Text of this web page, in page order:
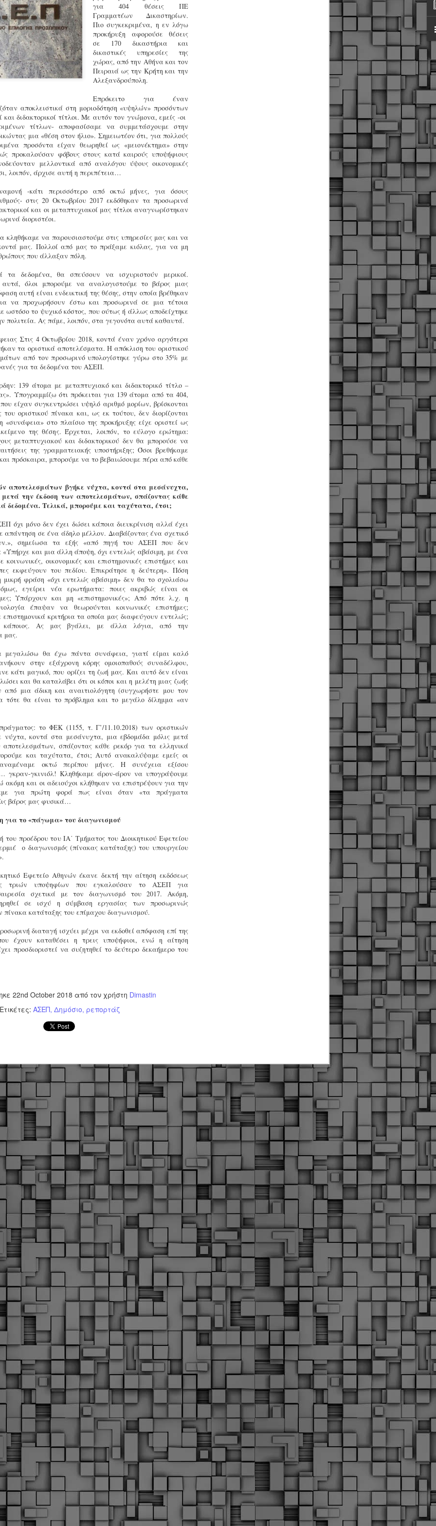
για 404 θέσεις ΠΕ
Γραμματέων Δικαστηρίων.
Πιο συγκεκριμένα, η εν λόγω
προκήρυξη αφορούσε θέσεις
σε 170 δικαστήρια και
δικαστικές υπηρεσίες της
χώρας, από την Αθήνα και τον
Πειραιά ως την Κρήτη και την
Αλεξανδρούπολη.
Επρόκειτο για έναν
αποκλειστικά στη μοριοδότηση «υψηλών» προσόντων
και διδακτορικοί τίτλοι. Με αυτόν τον γνώμονα, εμείς -οι
τίτλων- αποφασίσαμε να συμμετάσχουμε στην
μια «θέση στον ήλιο». Σημειωτέον ότι, για πολλούς
προσόντα είχαν θεωρηθεί ως «μειονέκτημα» στην
προκαλούσαν φόβους στους κατά καιρούς υποψήφιους
μελλοντικά από αναλόγου ύψους οικονομικές
λοιπόν, άρχισε αυτή η περιπέτεια…
-κάτι περισσότερο από οκτώ μήνες, για όσους
στις 20 Οκτωβρίου 2017 εκδόθηκαν τα προσωρινά
και οι μεταπτυχιακοί μας τίτλοι αναγνωρίστηκαν
διοριστέοι.
κληθήκαμε να παρουσιαστούμε στις υπηρεσίες μας και να
μας. Πολλοί από μας το πράξαμε κιόλας, για να μη
που άλλαξαν πόλη.
τα δεδομένα, θα σπεύσουν να ισχυριστούν μερικοί.
όλοι μπορούμε να αναλογιστούμε το βάρος μιας
αυτή είναι ενδεικτική της θέσης, στην οποία βρέθηκαν
να προχωρήσουν έστω και προσωρινά σε μια τέτοια
ωστόσο το ψυχικό κόστος, που ούτως ή άλλως αποδείχτηκε
πολιτεία. Ας πάμε, λοιπόν, στα γεγονότα αυτά καθαυτά.
Στις 4 Οκτωβρίου 2018, κοντά έναν χρόνο αργότερα
τα οριστικά αποτελέσματα. Η απόκλιση του οριστικού
από τον προσωρινό υπολογίστηκε γύρω στο 35% με
για τα δεδομένα του ΑΣΕΠ.
139 άτομα με μεταπτυχιακό και διδακτορικό τίτλο –
Υπογραμμίζω ότι πρόκειται για 139 άτομα από τα 404,
είχαν συγκεντρώσει υψηλό αριθμό μορίων, βρίσκονται
οριστικού πίνακα και, ως εκ τούτου, δεν διορίζονται
«συνάφεια» στο πλαίσιο της προκήρυξης είχε οριστεί ως
της θέσης. Έρχεται, λοιπόν, το εύλογο ερώτημα:
μεταπτυχιακού και διδακτορικού δεν θα μπορούσε να
της γραμματειακής υποστήριξης; Όσοι βρεθήκαμε
πρόσκαιρα, μπορούμε να το βεβαιώσουμε πέρα από κάθε
αποτελεσμάτων βγήκε νύχτα, κοντά στα μεσάνυχτα,
την έκδοση των αποτελεσμάτων, σπάζοντας κάθε
δεδομένα. Τελικά, μπορούμε και ταχύτατα, έτσι;
όχι μόνο δεν έχει δώσει κάποια διευκρίνιση αλλά έχει
απάντηση σε ένα άδηλο μέλλον. Διαβάζοντας ένα σχετικό
σημείωσα τα εξής «από πηγή του ΑΣΕΠ που δεν
«Υπήρχε και μια άλλη άποψη, όχι εντελώς αβάσιμη, με ένα
κοινωνικές, οικονομικές και επιστημονικές επιστήμες και
εκφεύγουν του πεδίου. Επικράτησε η δεύτερη». Πόση
φράση «όχι εντελώς αβάσιμη» δεν θα το σχολιάσω
εγείρει νέα ερωτήματα: ποιες ακριβώς είναι οι
Υπάρχουν και μη «επιστημονικές»; Από πότε λ.χ. η
έπαψαν να θεωρούνται κοινωνικές επιστήμες;
κριτήρια τα οποία μας διαφεύγουν εντελώς;
κάποιος. Ας μας βγάλει, με άλλα λόγια, από την
μας.
θα έχω πάντα συνάφεια, γιατί είμαι καλό
στην εξάχρονη κόρης ομοιοπαθούς συναδέλφου,
κάτι μαγικό, που ορίζει τη ζωή μας. Και αυτό δεν είναι
και θα καταλάβει ότι οι κόποι και η μελέτη μιας ζωής
από μια άδικη και αναιτιολόγητη (συγχωρήστε μου τον
τότε θα είναι το πρόβλημα και το μεγάλο δίλημμα «αν
το ΦΕΚ (1155, τ. Γ’/11.10.2018) των οριστικών
νύχτα, κοντά στα μεσάνυχτα, μια εβδομάδα μόλις μετά
αποτελεσμάτων, σπάζοντας κάθε ρεκόρ για τα ελληνικά
και ταχύτατα, έτσι; Αυτό ανακαλύψαμε εμείς οι
οκτώ περίπου μήνες. Η συνέχεια εξίσου
γκραν-γκινιόλ! Κληθήκαμε άρον-άρον να υπογράψουμε
ακόμη και οι αδειούχοι κλήθηκαν να επιστρέψουν για την
για πρώτη φορά πως είναι όταν «τα πράγματα
βάρος μας φυσικά…
για το «πάγωμα» του διαγωνισμού
προέδρου του ΙΑ΄ Τμήματος του Διοικητικού Εφετείου
ο διαγωνισμός (πίνακας κατάταξης) του υπουργείου
Εφετείο Αθηνών έκανε δεκτή την αίτηση εκδόσεως
τριών υποψηφίων που εγκαλούσαν το ΑΣΕΠ για
σχετικά με τον διαγωνισμό του 2017. Ακόμη,
σε ισχύ η σύμβαση εργασίας των προσωρινώς
πίνακα κατάταξης του επίμαχου διαγωνισμού.
διαταγή ισχύει μέχρι να εκδοθεί απόφαση επί της
έχουν καταθέσει η τρεις υποψήφιοι, ενώ η αίτηση
προσδιοριστεί να συζητηθεί το δεύτερο δεκαήμερο του
22nd October 2018 από τον χρήστη Dimastin
Ετικέτες: ΑΣΕΠ Δημόσιο ρεπορτάζ
εκπαιδευμένους δημοτικούς αστυνομικούς, οι οποίοι έχουν
ήδη ολοκληρώσει την προβλεπόμενη εκπαίδευσή τους και
είναι έτοιμοι να αναλάβουν καθήκοντα.
Στο πλαίσιο της προετοιμασίας, ο Δήμος παρέλαβε τρία
ολοκαίνουργια σκούτερ, τα οποία θα χρησιμοποιούνται για
τις περιπολίες και τις καθημερινές μετακινήσεις των
στελεχών της υπηρεσίας.
JUN
4
Απολογισμός των
ελέγχων σε ιδιοκτήτες
ζώων συντροφιάς τον
Μάιο από τη Δημοτική
Αστυνομία
Θεσσαλονίκης
Τον απολογισμό των δράσεων
της για την προστασία των
ζώων συντροφιάς τον μήνα
Μάιο 2026 παρουσιάζει η
Δημοτική Αστυνομία
Θεσσαλονίκης.
Συγκεκριμένα,
πραγματοποιήθηκαν έλεγχοι
από αμιγή κλιμάκια
(αποκλειστικά της Δημοτικής
Αστυνομίας), καθώς και από
μικτά κλιμάκια σε
συνεργασία με την Ελληνική
Αστυνομία (ΕΛ.ΑΣ.). Στόχος
των ελέγχων ήταν η τήρηση
των κανόνων ευζωίας των
ζώων και η τήρηση των
υποχρεώσεων των ιδιοκτητών,
σύμφωνα με τις διατάξεις του
Ν. 4830/2021.
JUN
Δημοτική Αστυνομία
Θεσσαλονίκης: Ένταση
ελέγχων τήρησης
νομοθεσίας για τα
δεσποζόμενα ζώα
Ένταση επικράτησε στο Πεδίον
του Άρεως κατά τη διάρκεια
ελέγχων που
πραγματοποιούσε η Δημοτική
Αστυνομία για την τήρηση των
υποχρεώσεων που
προβλέπονται για τα ζώα
συντροφιάς, όπως η
ηλεκτρονική σήμανση
(microchip) και η κατοχή των
Το περιστατικό σημειώθηκε
όταν δημοτικοί αστυνομικοί
προχώρησαν σε έλεγχο
σκύλου που συνόδευε μία
γυναίκα. Η ιδιοκτήτρια
φέρεται να αντέδρασε
έντονα στην παρουσία των
ελεγκτών, με αποτέλεσμα να
δημιουργηθεί ένταση στο
Γρεβενά - Τμήμα Δοκίμων Αστυφυλάκων:
Εκπαιδευόμενοι Δημοτικοί Αστυνομικοί έκαναν χρήση
κάνναβης στην αυλή της σχολής
σύλληψη δύο εκπαιδευόμενων Δημοτικών Αστυνομικών
33 και 31 ετών, για ναρκωτικά, προχώρησαν το βράδυ
Τετάρτης 6 Μαΐου οι αστυνομικοί στα Γρεβενά.
με τις Αρχές, οι δύο άνδρες εντοπίστηκαν από
του Τμήματος Δοκίμων Αστυφυλάκων Γρεβενών στον
χώρο της σχολής, τη στιγμή που έκαναν χρήση
τον έλεγχο που ακολούθησε, στην κατοχή του 33χρονου
και κατασχέθηκε συσκευασία με ακατέργαστη
συνολικού μικτού βάρους 17,07 γραμμαρίων.
Δήμαρχος Σερρών: «Εκφράζω τη βαθιά μου
αναγνώριση και τις θερμές μου ευχαριστίες στη
Δημοτική Αστυνομία Σερρών»
στόχο μία πόλη χωρίς αποκλεισμούς ο Δήμος Σερρών
κατά 1,36% τις θέσεις στάθμευσης για άτομα με
Δεκαεπτά εγκαταλελειμμένα οχήματα
μέσα σε τρεις μήνες από τους δρόμους.
ανθρώπινη, λειτουργική και δίκαιη, ο Δήμος Σερρών
την υλοποίηση του Σχεδίου Βιώσιμης Αστικής
(ΣΒΑΚ).
Δημοτική Αστυνομία Σερρών : Αυτόφορη διαδικασία
και Διοικητικό πρόστιμο 3.000€ σε πολίτη για
παράνομες κοπές δέντρων στην περιοχή Καλλιθέα
Αστυνομία και Τμήμα Πρασίνου του Δήμου Σερρών
από καταγγελία εντόπισαν άνδρα να κόβει παράνομα
στην Καλλιθέα
αποφασιστικότητα και άμεσα αντανακλαστικά
οι υπηρεσίες του Δήμου Σερρών, βάζοντας
σε περιστατικό καταστροφής αστικού πρασίνου.
την Τρίτη 7 Απριλίου 2026, μετά από αξιοποίηση
καταγγελίας, πραγματοποιήθηκε συντονισμένη
από το Τμήμα Δημοτικής Αστυνομίας σε συνεργασία
το Τμήμα Πρασίνου του Δήμου Σερρών.
Εγκύκλιος ΥΠ.ΕΣ. με θέμα: «Παροχή οδηγιών
αναφορικά με το πρόγραμμα εισαγωγικής
εκπαίδευσης των διορισθέντος Δημοτικών
τμήματα δοκιμων Αστυφυλάκων Νάουσας, Γρεβενων
και Μουζακίου το 2ο μέρος της Θεωρητικής
εκπαίδευσης 4/5 - 31/5
έκδοση εγκυκλιου οδηγιών σχετικά με το χρονοδιάγραμμα
(θεωρητικής και πρακτικής) των νεοδιορισθέντων
της προκήρυξης 1Κ/2024, προχώρησε Τμήμα Εποπτείας
Τοπ. Αυτοδιοίκησης, της Γενικής Γραμματείας
Διοίκησης του Υπ. Εσωτερικών.
Δημοσιέυθηκε στο ΦΕΚ Β' 1682/26-03-2026 η
Απόφαση 16458 με θέμα;: «Εισαγωγική Εκπαίδευση -
Επιμόρφωση του ειδικού ένστολου προσωπικού της
δημοτικής αστυνομίας»
στο ΦΕΚ Β' 1682/26-03-2026 η Aπόφαση 16458 με
«Εισαγωγική Εκπαίδευση - Επιμόρφωση του ειδικού
προσωπικού της δημοτικής αστυνομίας».
Φωτορεπορτάζ από τις ορκωμοσίες των
νεοπροσληφθέντων Δημοτιοκών Αστυνομικών
οι ορκωμοσίες των νέων Δημοτικών Αστυνομικών
δήμους της χώρας. Το Dimastin, αναζητεί σχετικό
υλικό στο διαδίκτυο και σας το παρουσιάζει σε
την ανάρτηση. Επίσης, σας καλούμε, αν διαπιστώσετε ότι
έχουν "ξεφύγει" ορκωμοσίες, μπορείτε να στέλνετε το
τους υλικό στο dimasthes@gmail.gr ώστε να το
εδώ, άμεσα.
Θεσσαλονίκη: Ορκίστηκαν οι 75 νέοι δημοτικοί
καθώς το πρωί της Τετάρτης 18 Μαρτίου
οι 75 νέοι δημοτικοί αστυνομικοί.
αυτούς, σε λίγους μήνες αποκτά ένα ισχυρό σώμα η
αστυνομία. Θα είναι πιο κοντά στον πολίτη. Είχα την
να είμαι σήμερα στην ορκωμοσία τους.
Ξεκίνησαν εδώ και μια εβδομάδα οι αφίξεις των
νεοπροσληφθέντων Δημοτικών Αστυνομικών στους
δήμους και οι ορκωμοσίες τους - Πλήρες
μέρες ζει ο "οργανισμός" της Δημοτικής Αστυνομίας!
θυμίσουμε ότι κανονικές προσλήψεις στην Δημοτική
έχουν να γίνουν από το 2010. Δεκαέξι ολόκληρα
Και βέβαια, ακόμη και με αυτές τις προσλήψεις, δεν
ούτε τα 2/3 των Δημοτικών Αστυνομικών που
το 2013 προ της κατάργησης της υπηρεσίας με
του σημερινού πρωθυπουργού Κυριάκου Μητσοτάκη. Ας
Δημοτική Αστυνομία Θεσσαλονίκης: Διμηνιαίος
απολογισμός ελέγχων τήρησης νομοθεσίας
απολογισμό των δράσεων ελέγχου για τα ζώα συντροφιάς
το δίμηνο Ιανουαρίου – Φεβρουαρίου 2026 παρουσιάζει η
Αστυνομία Θεσσαλονίκης, με στόχο την προστασία των
και την ομαλή συμβίωση στην πόλη.
ΣτΕ: Οριστική απόρριψη της επαναφοράς του 13ου
και 14ου μισθού για τους δημοσίους υπαλλήλους
Με την απόφαση αυτή, το ΣτΕ απορρίπτει οριστικά τις
των δημοσίων υπαλλήλων για επαναφορά των
επικυρώνοντας την τρέχουσα κατάσταση παρά τις
της ΑΔΕΔΥ
ΣτΕ απέρριψε οριστικά την προσφυγή της ΑΔΕΔΥ και ενός
για την επαναφορά των δώρων Χριστουγέννων,
και θερινής άδειας (13ος και 14ος μισθός) στους
του δημόσιου τομέα, κλείνοντας μια μακρά
δεκαετιών που αφορούσε τις μνημονιακές περικοπές.
Γνωστοποίηση έκδοσης οριστικών αποτελεσμάτων –
Παροχή οδηγιών.
κατεβάστε την πολυαναμενόμενη εγκύκλιο του Υπ.
Με διαρροή 2 μέρες πριν την στάση εργασίας
ενημερώνει το ΣτΕ για την απόρριψη της επαναφοράς